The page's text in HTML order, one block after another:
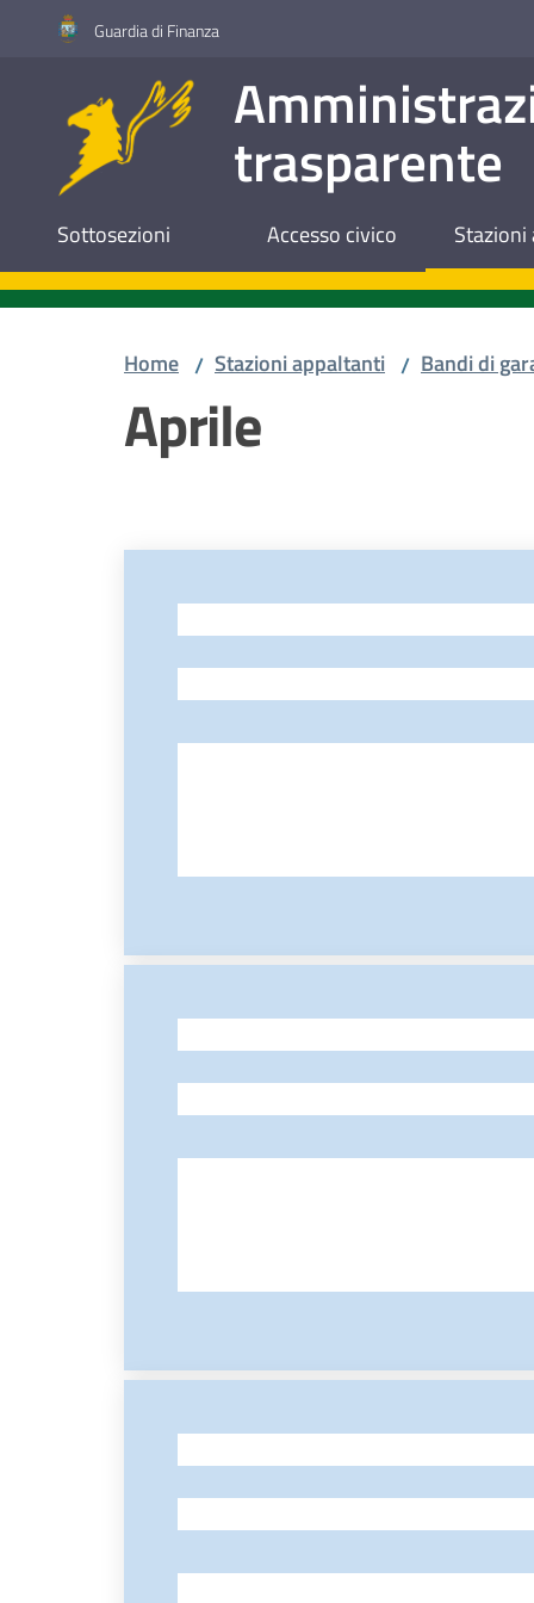
Vai al contenuto
Vai alla navigazione
Vai al footerGuardia di Finanza
trasparente
Sottosezioni Accesso civico
Home / Stazioni appaltanti / Bandi di
Aprile
-
-
-